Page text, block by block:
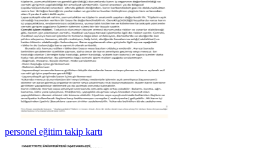
personel eğitim takip kartı